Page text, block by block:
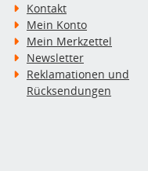
Kontakt
Mein Konto
Mein Merkzettel
Newsletter
Reklamationen und
Rücksendungen